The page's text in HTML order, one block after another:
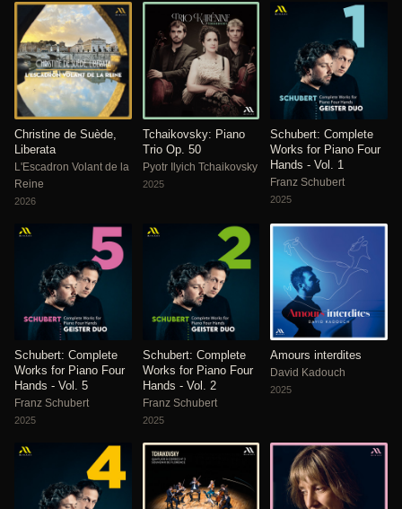
Christine de Suède,
Liberata
L'Escadron Volant de la
Reine
2026
Tchaikovsky: Piano
Trio Op. 50
Pyotr Ilyich Tchaikovsky
2025
Schubert: Complete
Works for Piano Four
Hands - Vol. 1
Franz Schubert
2025
Schubert: Complete
Works for Piano Four
Hands - Vol. 5
Franz Schubert
2025
Schubert: Complete
Works for Piano Four
Hands - Vol. 2
Franz Schubert
2025
Amours interdites
David Kadouch
2025